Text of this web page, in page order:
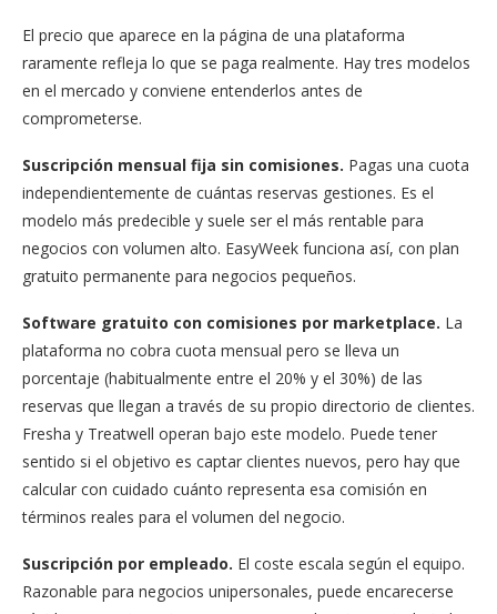
El precio que aparece en la página de una plataforma
raramente refleja lo que se paga realmente. Hay tres modelos
en el mercado y conviene entenderlos antes de
comprometerse.
Suscripción mensual fija sin comisiones. Pagas una cuota
independientemente de cuántas reservas gestiones. Es el
modelo más predecible y suele ser el más rentable para
negocios con volumen alto. EasyWeek funciona así, con plan
gratuito permanente para negocios pequeños.
Software gratuito con comisiones por marketplace. La
plataforma no cobra cuota mensual pero se lleva un
porcentaje (habitualmente entre el 20% y el 30%) de las
reservas que llegan a través de su propio directorio de clientes.
Fresha y Treatwell operan bajo este modelo. Puede tener
sentido si el objetivo es captar clientes nuevos, pero hay que
calcular con cuidado cuánto representa esa comisión en
términos reales para el volumen del negocio.
Suscripción por empleado. El coste escala según el equipo.
Razonable para negocios unipersonales, puede encarecerse